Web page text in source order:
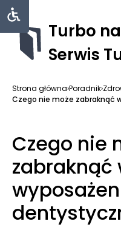
Turbo
Serwis
Strona główna›Poradnik›
Czego nie może zabraknąć
Czego nie
zabraknąć